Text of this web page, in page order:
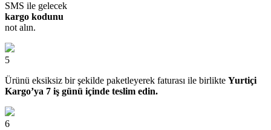
SMS ile gelecek
kargo kodunu
not alın.
5
Ürünü eksiksiz bir şekilde paketleyerek faturası ile birlikte Yurtiçi
Kargo’ya 7 iş günü içinde teslim edin.
6